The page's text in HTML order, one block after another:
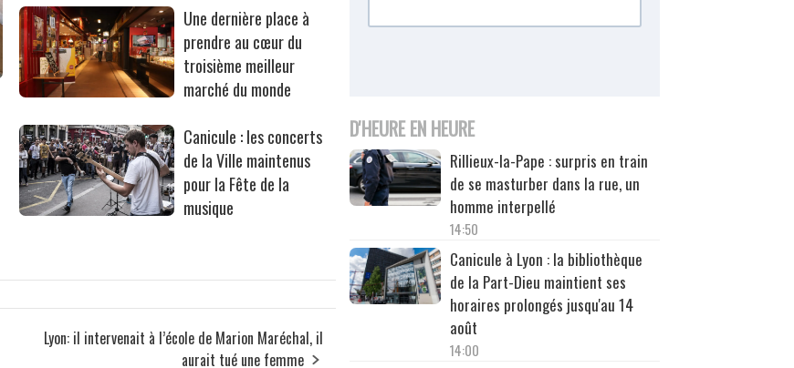
Une dernière place à
prendre au cœur du
troisième meilleur
marché du monde
Canicule : les concerts
de la Ville maintenus
pour la Fête de la
musique
Lyon: il intervenait à l’école de Marion Maréchal, il
aurait tué une femme
D'HEURE EN HEURE
Rillieux-la-Pape : surpris en train
de se masturber dans la rue, un
homme interpellé
14:50
Canicule à Lyon : la bibliothèque
de la Part-Dieu maintient ses
horaires prolongés jusqu'au 14
août
14:00